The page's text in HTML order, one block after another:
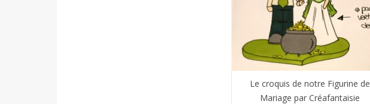
Le croquis de notre Figurine de
Mariage par Créafantaisie